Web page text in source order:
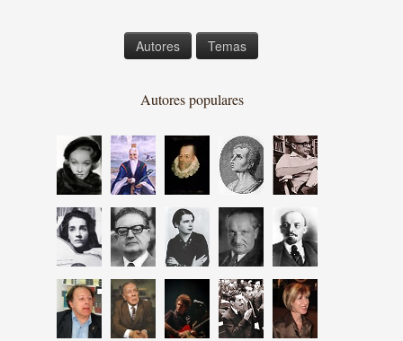
Autores Temas
Autores populares